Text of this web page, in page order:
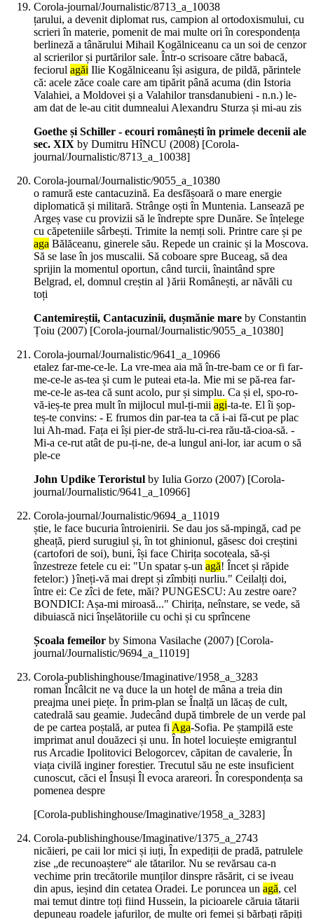
Corola-journal/Journalistic/8713_a_10038
țarului, a devenit diplomat rus, campion al ortodoxismului, cu
scrieri în materie, pomenit de mai multe ori în corespondența
berlineză a tânărului Mihail Kogălniceanu ca un soi de cenzor
al scrierilor și purtărilor sale. Într-o scrisoare către babacă,
feciorul agăi Ilie Kogălniceanu își asigura, de pildă, părintele
că: acele zăce coale care am tipărit până acuma (din Istoria
Valahiei, a Moldovei și a Valahilor transdanubieni - n.n.) le-
am dat de le-au citit dumnealui Alexandru Sturza și mi-au zis
Goethe și Schiller - ecouri românești în primele decenii ale
sec. XIX by Dumitru HîNCU (2008) [Corola-
journal/Journalistic/8713_a_10038]
Corola-journal/Journalistic/9055_a_10380
o ramură este cantacuzină. Ea desfășoară o mare energie
diplomatică și militară. Strânge oști în Muntenia. Lansează pe
Argeș vase cu provizii să le îndrepte spre Dunăre. Se înțelege
cu căpeteniile sârbești. Trimite la nemți soli. Printre care și pe
aga Bălăceanu, ginerele său. Repede un crainic și la Moscova.
Să se lase în jos muscalii. Să coboare spre Buceag, să dea
sprijin la momentul oportun, când turcii, înaintând spre
Belgrad, el, domnul creștin al }ării Românești, ar năvăli cu
toți
Cantemireștii, Cantacuzinii, dușmănie mare by Constantin
Țoiu (2007) [Corola-journal/Journalistic/9055_a_10380]
Corola-journal/Journalistic/9641_a_10966
etalez far-me-ce-le. La vre-mea aia mă în-tre-bam ce or fi far-
me-ce-le as-tea și cum le puteai eta-la. Mie mi se pă-rea far-
me-ce-le as-tea că sunt acolo, pur și simplu. Ca și el, spo-ro-
vă-ieș-te prea mult în mijlocul mul-ți-mii agi-ta-te. El îi șop-
teș-te convins: - E frumos din par-tea ta că i-ai fă-cut pe plac
lui Ah-mad. Fața ei își pier-de stră-lu-ci-rea rău-tă-cioa-să. -
Mi-a ce-rut atât de pu-ți-ne, de-a lungul ani-lor, iar acum o să
ple-ce
John Updike Teroristul by Iulia Gorzo (2007) [Corola-
journal/Journalistic/9641_a_10966]
Corola-journal/Journalistic/9694_a_11019
știe, le face bucuria întroienirii. Se dau jos să-mpingă, cad pe
gheață, pierd surugiul și, în tot ghinionul, găsesc doi creștini
(cartofori de soi), buni, își face Chirița socoteala, să-și
înzestreze fetele cu ei: "Un spatar ș-un agă! Încet și răpide
fetelor:) }îneți-vă mai drept și zîmbiți nurliu." Ceilalți doi,
între ei: Ce zîci de fete, măi? PUNGESCU: Au zestre oare?
BONDICI: Așa-mi miroasă..." Chirița, neînstare, se vede, să
dibuiască nici înșelătoriile cu ochi și cu sprîncene
Școala femeilor by Simona Vasilache (2007) [Corola-
journal/Journalistic/9694_a_11019]
Corola-publishinghouse/Imaginative/1958_a_3283
roman Încâlcit ne va duce la un hotel de mâna a treia din
preajma unei piețe. În prim‑plan se Înalță un lăcaș de cult,
catedrală sau geamie. Judecând după timbrele de un verde pal
de pe cartea poștală, ar putea fiAga‑Sofia. Pe ștampilă este
imprimat anul douăzeci și unu. În hotel locuiește emigrantul
rus Arcadie Ipolitovici Belogorcev, căpitan de cavalerie, În
viața civilă inginer forestier. Trecutul său ne este insuficient
cunoscut, căci el Însuși Îl evoca arareori. În corespondența sa
pomenea despre
[Corola-publishinghouse/Imaginative/1958_a_3283]
Corola-publishinghouse/Imaginative/1375_a_2743
nicăieri, pe caii lor mici și iuți, În expediții de pradă, patrulele
zise „de recunoaștere“ ale tătarilor. Nu se revărsau ca-n
vechime prin trecătorile munților dinspre răsărit, ci se iveau
din apus, ieșind din cetatea Oradei. Le poruncea un agă, cel
mai temut dintre toți fiind Hussein, la picioarele căruia tătarii
depuneau roadele jafurilor, de multe ori femei și bărbați răpiți